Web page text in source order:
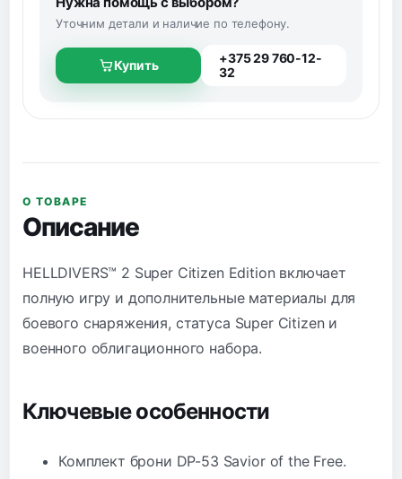
Уточним детали и наличие по телефону.
Купить
+375 29 760-12-
32
О ТОВАРЕ
Описание
HELLDIVERS™ 2 Super Citizen Edition включает
полную игру и дополнительные материалы для
боевого снаряжения, статуса Super Citizen и
военного облигационного набора.
Ключевые особенности
Комплект брони DP-53 Savior of the Free.